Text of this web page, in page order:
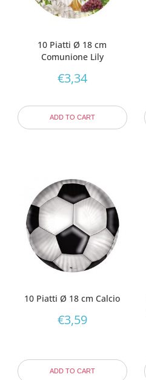
10 Piatti Ø 18 cm
Comunione Lily
€3,34
ADD TO CART
10 Piatti Ø 18 cm Calcio
€3,59
ADD TO CART